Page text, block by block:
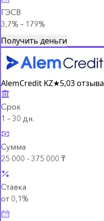
ГЭСВ
3,7% – 179%
Получить деньги
AlemCredit KZ★5,03 отзыва
Срок
1 – 30 дн.
Сумма
25 000 - 375 000 ₸
Ставка
от 0,1%